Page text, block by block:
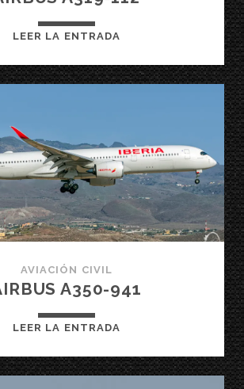
LEER LA ENTRADA
112
AVIACIÓN CIVIL
A350-941
LEER LA ENTRADA
941